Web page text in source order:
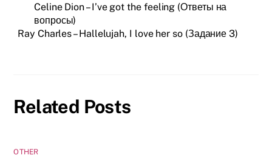
Celine Dion – I’ve got the feeling (Ответы на
вопросы)
Ray Charles – Hallelujah, I love her so (Задание 3)
Related Posts
OTHER